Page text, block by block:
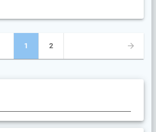
Seite
1 Seite
2